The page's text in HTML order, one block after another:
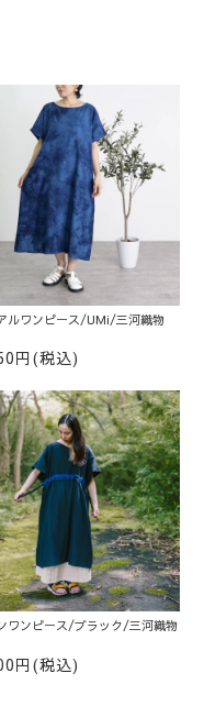
ルワンピース/UMi/三河織物
円(税込)
ワンピース/ブラック/三河織物
円(税込)